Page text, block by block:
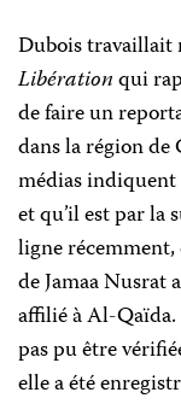
Dubois travaillait
Libérationqui
de faire un
dans la région de
médias indiquent
et qu’il est par la
ligne
de Jamaa
affilié à Al-Qaïda.
pas pu être
elle a été